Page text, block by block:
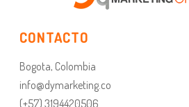
CONTACTO
Bogota, Colombia
info@dymarketing.co
(+57) 3194420506